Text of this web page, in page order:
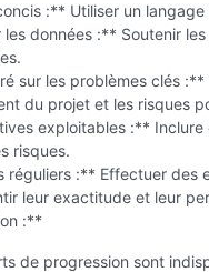
:** Utiliser un
les données :** Soutenir
sur les problèmes clés
du projet et les risques
exploitables :**
risques.
réguliers :** Effectuer des
leur exactitude et leur
:**
de progression sont